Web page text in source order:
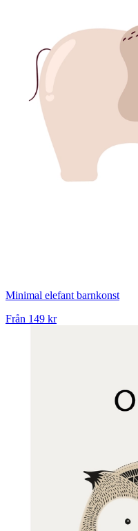
Minimal elefant barnkonst
Från 149 kr